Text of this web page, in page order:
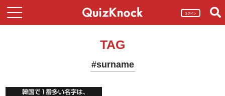
ログイン
TAG
#surname